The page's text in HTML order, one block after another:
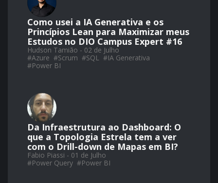
Como usei a IA Generativa e os
Princípios Lean para Maximizar meus
Estudos no DIO Campus Expert #16
Hudson Tamião - 02 de Julho
#Azure #Scrum #SQL #IA Generativa
#Power BI
Da Infraestrutura ao Dashboard: O
que a Topologia Estrela tem a ver
com o Drill-down de Mapas em BI?
Fabio Piassi - 01 de Julho
#Power Query #Power BI